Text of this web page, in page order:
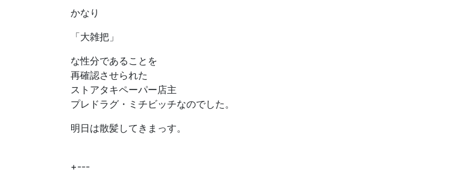
かなり
「大雑把」
な性分であることを
再確認させられた
ストアタキペーパー店主
プレドラグ・ミチビッチなのでした。
明日は散髪してきまっす。
+---